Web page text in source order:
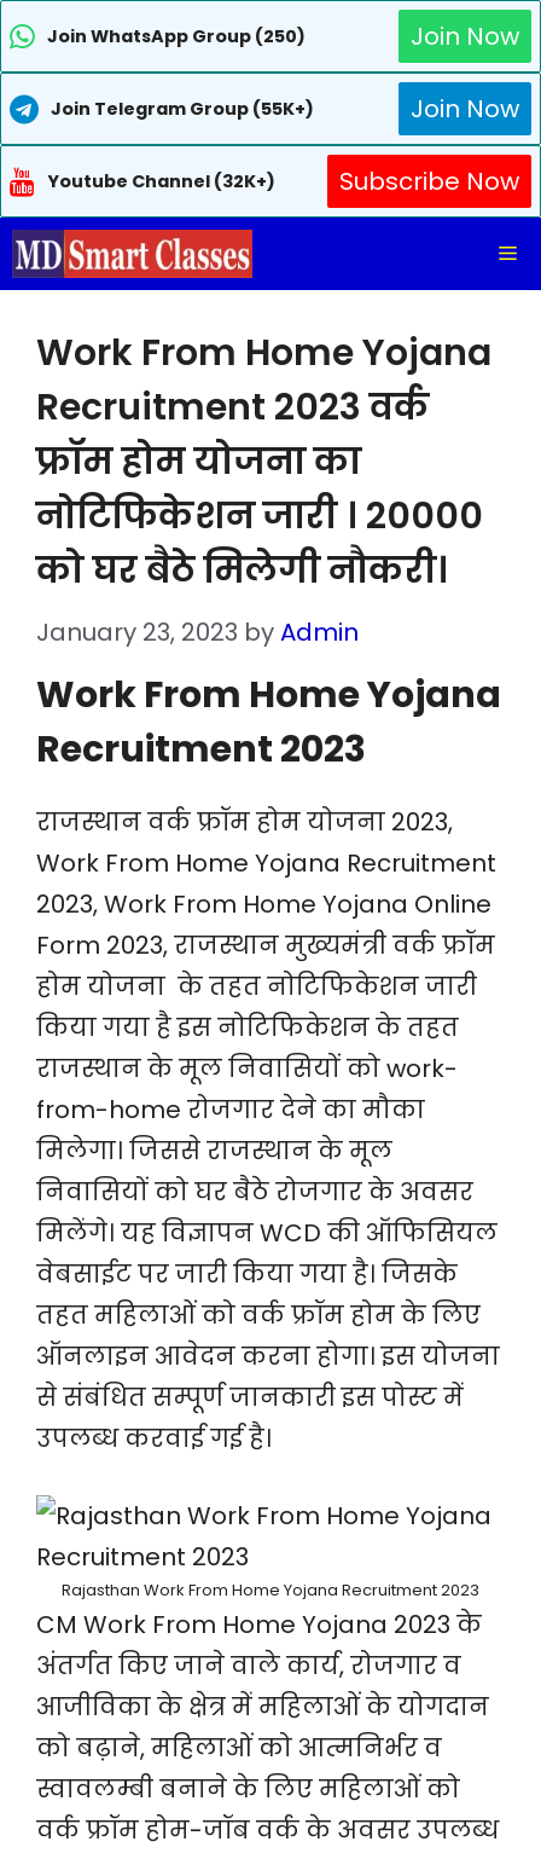
Join WhatsApp Group (250) Join Now
Join Telegram Group (55K+) Join Now
Youtube Channel (32K+)
Subscribe Now
Skip
to
Work From Home Yojana
Recruitment 2023 वर्क
फ्रॉम होम योजना का
नोटिफिकेशन जारी । 20000
को घर बैठे मिलेगी नौकरी।
January 23, 2023 byAdmin
Work From Home Yojana
Recruitment 2023
राजस्थान वर्क फ्रॉम होम योजना 2023,
Work From Home Yojana Recruitment
2023, Work From Home Yojana Online
Form 2023, राजस्थान मुख्यमंत्री वर्क फ्रॉम
होम योजना के तहत नोटिफिकेशन जारी
किया गया है इस नोटिफिकेशन के तहत
राजस्थान के मूल निवासियों को work-
from-home रोजगार देने का मौका
मिलेगा। जिससे राजस्थान के मूल
निवासियों को घर बैठे रोजगार के अवसर
मिलेंगे। यह विज्ञापन WCD की ऑफिसियल
वेबसाईट पर जारी किया गया है। जिसके
तहत महिलाओं को वर्क फ्रॉम होम के लिए
ऑनलाइन आवेदन करना होगा। इस योजना
से संबंधित सम्पूर्ण जानकारी इस पोस्ट में
उपलब्ध करवाई गई है।
Rajasthan Work From Home Yojana Recruitment 2023
CM Work From Home Yojana 2023 के
अंतर्गत किए जाने वाले कार्य, रोजगार व
आजीविका के क्षेत्र में महिलाओं के योगदान
को बढ़ाने, महिलाओं को आत्मनिर्भर व
स्वावलम्बी बनाने के लिए महिलाओं को
वर्क फ्रॉम होम-जॉब वर्क के अवसर उपलब्ध